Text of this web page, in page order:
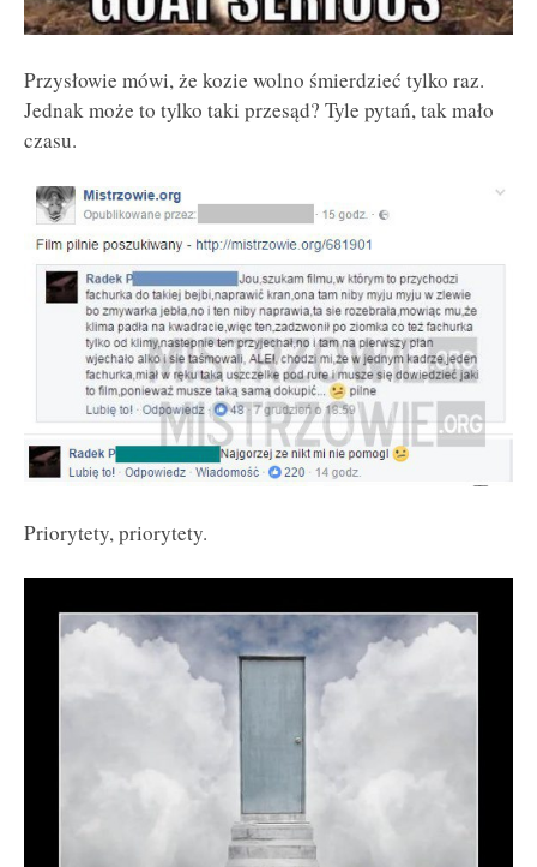
Przysłowie mówi, że kozie wolno śmierdzieć tylko raz.
Jednak może to tylko taki przesąd? Tyle pytań, tak mało
czasu.
Priorytety, priorytety.